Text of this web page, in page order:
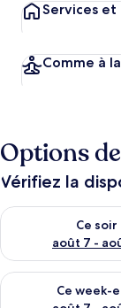
Services
Comme à
Options
Vérifiez la
Ce soir
août 7 -
Vérifier la
Ce week-
Vérifier la